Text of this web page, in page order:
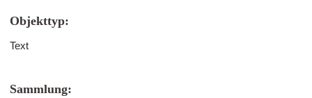
Objekttyp:
Text
Sammlung: